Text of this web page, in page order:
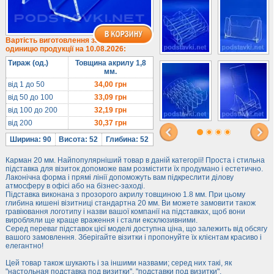
1/3 формату А4
Комбіновані
Навісні кишені
Менюхолдери
Під мобільні
Під біжутерію
Гірки та подіуми
Під косметику
Під солодке
Для хот-догів
Лототрони
Ящики з акрилу
Цінники
Засоби захисту
Інформ. стенди
Вартість виготовлення за
одиницю продукції на 10.08.2026:
Тираж (од.)
Товщина акрилу 1,8
мм.
від 1 до 50
34,00 грн
від 50 до 100
33,09 грн
від 100 до 200
32,19 грн
від 200
30,37 грн
Ширина: 90
Висота: 52 Глибина: 52
Карман 20 мм. Найпопулярніший товар в даній категорії! Проста і стильна
підставка для візиток допоможе вам розмістити їх продумано і естетично.
Лаконічна форма і прямі лінії допоможуть вам підкреслити ділову
атмосферу в офісі або на бізнес-заході.
Підставка виконана з прозорого акрилу товщиною 1.8 мм. При цьому
глибина кишені візитниці стандартна 20 мм. Ви можете замовити також
гравіювання логотипу і назви вашої компанії на підставках, щоб вони
виробляли ще краще враження і стали ексклюзивними.
Серед переваг підставок цієї моделі доступна ціна, що залежить від обсягу
вашого замовлення. Зберігайте візитки і пропонуйте їх клієнтам красиво і
елегантно!
Цей товар також шукають і за іншими назвами; серед них такі, як
"настольная подставка под визитки", "подставки под визитки".